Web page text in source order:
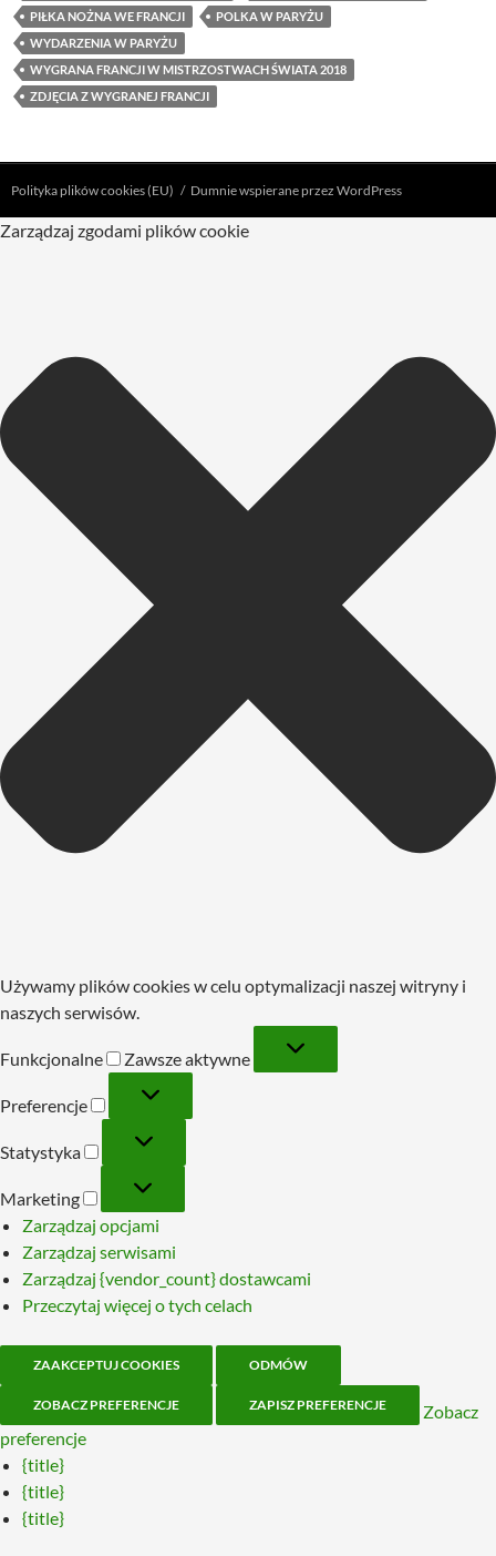
PIŁKA NOŻNA WE FRANCJI
POLKA W PARYŻU
WYDARZENIA W PARYŻU
WYGRANA FRANCJI W MISTRZOSTWACH ŚWIATA 2018
ZDJĘCIA Z WYGRANEJ FRANCJI
Polityka plików cookies (EU) Dumnie wspierane przez WordPress
Zarządzaj zgodami plików cookie
Używamy plików cookies w celu optymalizacji naszej witryny i
naszych serwisów.
Funkcjonalne
Zawsze aktywne
Preferencje
Preferencje
Statystyka
Statystyka
Marketing
Marketing
Zarządzaj opcjami
Zarządzaj serwisami
Zarządzaj {vendor_count} dostawcami
Przeczytaj więcej o tych celach
ZAAKCEPTUJ COOKIES ODMÓW
ZOBACZ PREFERENCJE ZAPISZ PREFERENCJE
Zobacz
preferencje
{title}
{title}
{title}